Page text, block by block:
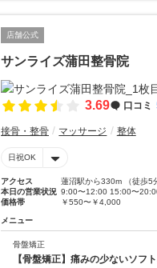
店舗公式
サンライズ蒲田整骨院
3.69 口コミ
接骨・整骨 マッサージ 整体
日祝OK
アクセス
蓮沼駅から330m （徒歩5
本日の営業状況 9:00〜12:00 15:00〜
価格帯
￥550〜￥4,000
メニュー
骨盤矯正
【骨盤矯正】痛みの少ないソフ